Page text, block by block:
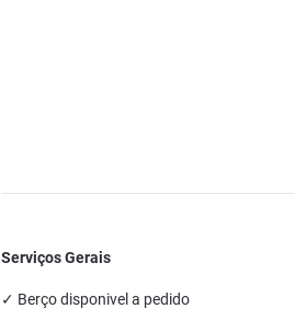
Serviços Gerais
✓ Berço disponivel a pedido